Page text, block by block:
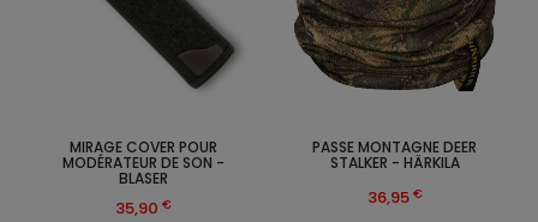
PASSE MONTAGNE DEER
STALKER - HÄRKILA
36,95 €
MIRAGE COVER POUR
MODÉRATEUR DE SON -
BLASER
35,90 €